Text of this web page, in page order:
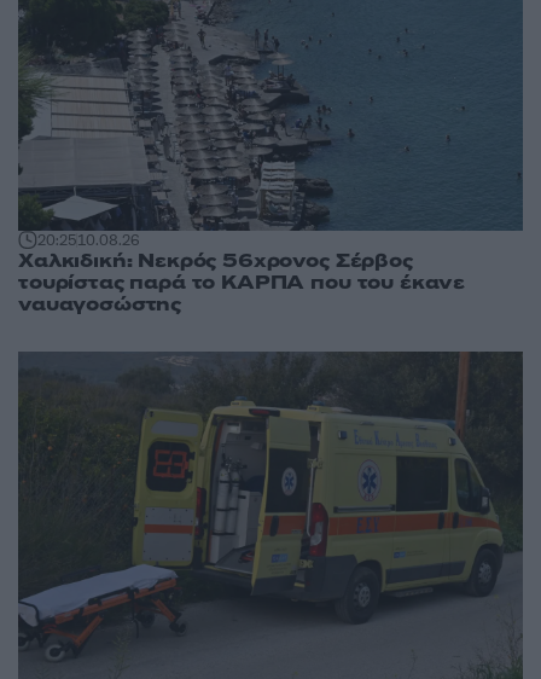
20:2510.08.26
Χαλκιδική: Νεκρός 56χρονος Σέρβος
τουρίστας παρά το ΚΑΡΠΑ που του έκανε
ναυαγοσώστης